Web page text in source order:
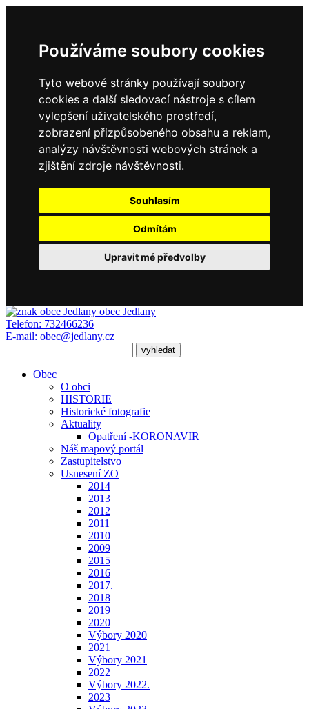
Používáme soubory cookies
Tyto webové stránky používají soubory
cookies a další sledovací nástroje s cílem
vylepšení uživatelského prostředí,
zobrazení přizpůsobeného obsahu a reklam,
analýzy návštěvnosti webových stránek a
zjištění zdroje návštěvnosti.
Souhlasím
Odmítám
Upravit mé předvolby
obec Jedlany
Telefon: 732466236
E-mail: obec@jedlany.cz
Obec
O obci
HISTORIE
Historické fotografie
Aktuality
Opatření -KORONAVIR
Náš mapový portál
Zastupitelstvo
Usnesení ZO
2014
2013
2012
2011
2010
2009
2015
2016
2017.
2018
2019
2020
Výbory 2020
2021
Výbory 2021
2022
Výbory 2022.
2023